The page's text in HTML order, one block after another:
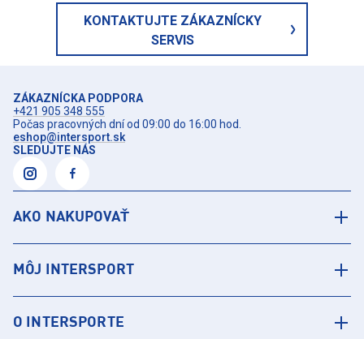
KONTAKTUJTE ZÁKAZNÍCKY
SERVIS
ZÁKAZNÍCKA PODPORA
+421 905 348 555
Počas pracovných dní od 09:00 do 16:00 hod.
eshop@intersport.sk
SLEDUJTE NÁS
AKO NAKUPOVAŤ
MÔJ INTERSPORT
O INTERSPORTE